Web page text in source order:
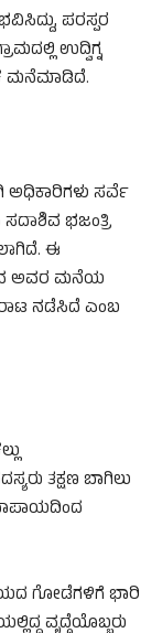
ಪರಸ್ಪರ
ಉದ್ವಿಗ್ನ
ಮನೆಮಾಡಿದೆ.
ಅಧಿಕಾರಿಗಳು ಸರ್ವೆ
ಭಜಂತ್ರಿ
ಈ
ಅವರ ಮನೆಯ
ನಡೆಸಿದೆ ಎಂಬ
ತಕ್ಷಣ ಬಾಗಿಲು
ಗೋಡೆಗಳಿಗೆ ಭಾರಿ
ವೃದ್ಧೆಯೊಬ್ಬರು